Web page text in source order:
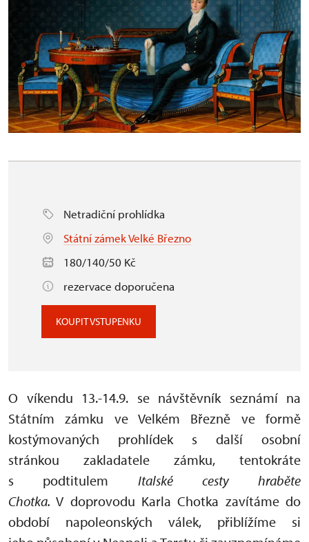
Netradiční prohlídka
Státní zámek Velké Březno
180/140/50 Kč
rezervace doporučena
KOUPIT VSTUPENKU
O víkendu 13.-14.9. se návštěvník seznámí na
Státním zámku ve Velkém Březně ve formě
kostýmovaných prohlídek s další osobní
stránkou zakladatele zámku, tentokráte
s podtitulem Italské cesty hraběte
Chotka. V doprovodu Karla Chotka zavítáme do
období napoleonských válek, přiblížíme si